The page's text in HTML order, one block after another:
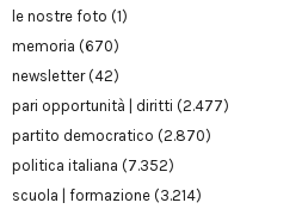
le nostre foto (1)
memoria (670)
newsletter(42)
pari opportunità | diritti (2.477)
partito democratico (2.870)
politica italiana (7.352)
scuola | formazione (3.214)